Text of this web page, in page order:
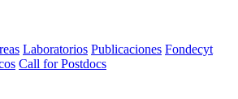
Laboratorios Publicaciones Fondecyt
Call for Postdocs